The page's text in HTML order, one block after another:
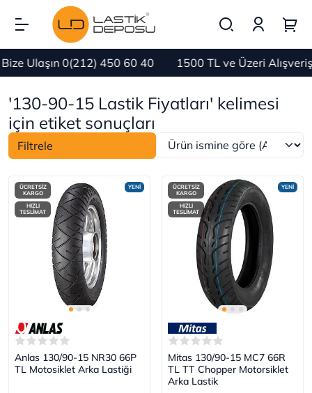
Ulaşın 0(212) 450 60 40 1500 TL ve Üzeri
'130-90-15 Lastik Fiyatları' kelimesi
için etiket sonuçları
Filtrele
YENİ
ÜCRETSİZ
KARGO
HIZLI
TESLİMAT
Anlas 130/90-15 NR30 66P
TL Motosiklet Arka Lastiği
YENİ
ÜCRETSİZ
KARGO
HIZLI
TESLİMAT
Mitas 130/90-15 MC7 66R
TL TT Chopper Motorsiklet
Arka Lastik